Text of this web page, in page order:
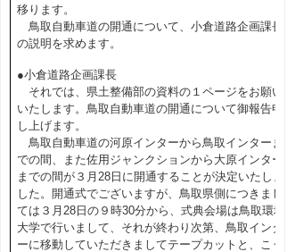
移ります。
鳥取自動車道の開通について、小倉道路企画課長
の説明を求めます。
●小倉道路企画課長
それでは、県土整備部の資料の１ページをお願い
いたします。鳥取自動車道の開通について御報告申
し上げます。
鳥取自動車道の河原インターから鳥取インターま
での間、また佐用ジャンクションから大原インター
までの間が３月28日に開通することが決定いたしま
した。開通式でございますが、鳥取県側につきまし
ては３月28日の９時30分から、式典会場は鳥取環境
大学で行いまして、それが終わり次第、鳥取インタ
ーに移動していただきましてテープカットと、こう